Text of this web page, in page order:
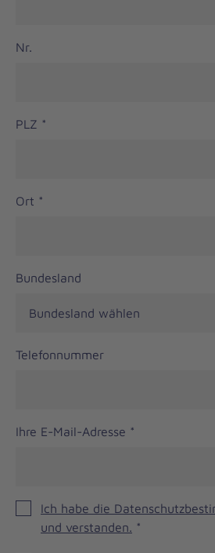
Nr.
PLZ *
Ort *
Bundesland
Telefonnummer
Ihre E-Mail-Adresse *
Ich habe die
und verstanden. *